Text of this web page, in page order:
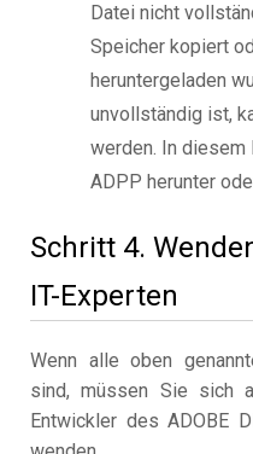
Datei nicht
Speicher kopiert
heruntergeladen
unvollständig ist,
werden. In diesem
ADPP herunter
Schritt 4.
IT-Experten
Wenn alle oben
sind, müssen Sie sich
Entwickler des ADOBE